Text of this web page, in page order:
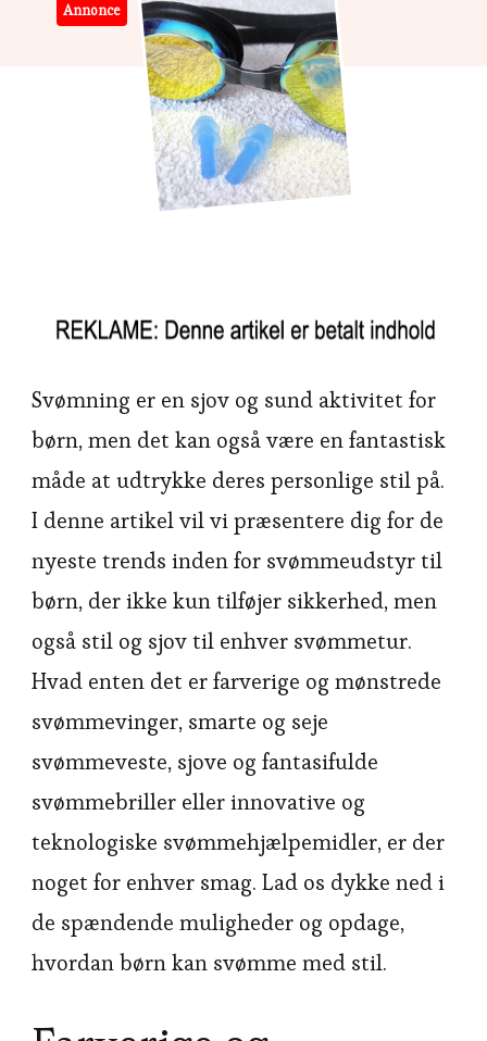
Annonce
Svømning er en sjov og sund aktivitet for
børn, men det kan også være en fantastisk
måde at udtrykke deres personlige stil på.
I denne artikel vil vi præsentere dig for de
nyeste trends inden for svømmeudstyr til
børn, der ikke kun tilføjer sikkerhed, men
også stil og sjov til enhver svømmetur.
Hvad enten det er farverige og mønstrede
svømmevinger, smarte og seje
svømmeveste, sjove og fantasifulde
svømmebriller eller innovative og
teknologiske svømmehjælpemidler, er der
noget for enhver smag. Lad os dykke ned i
de spændende muligheder og opdage,
hvordan børn kan svømme med stil.